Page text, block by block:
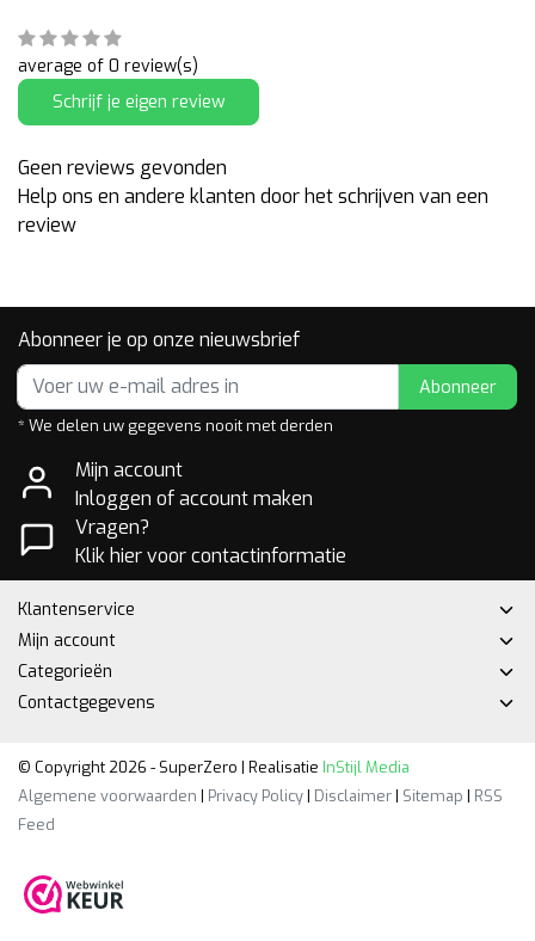
average of 0 review(s)
Schrijf je eigen review
Geen reviews gevonden
Help ons en andere klanten door het schrijven van een
review
Abonneer je op onze nieuwsbrief
Abonneer
* We delen uw gegevens nooit met derden
Mijn account
Inloggen of account maken
Vragen?
Klik hier voor contactinformatie
Klantenservice
Mijn account
Categorieën
Contactgegevens
© Copyright 2026 - SuperZero | Realisatie InStijl Media
Algemene voorwaarden | Privacy Policy| Disclaimer| Sitemap | RSS
Feed